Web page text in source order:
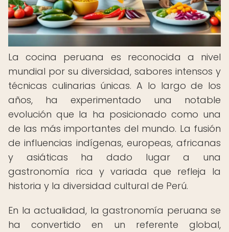
La cocina peruana es reconocida a nivel
mundial por su diversidad, sabores intensos y
técnicas culinarias únicas. A lo largo de los
años, ha experimentado una notable
evolución que la ha posicionado como una
de las más importantes del mundo. La fusión
de influencias indígenas, europeas, africanas
y asiáticas ha dado lugar a una
gastronomía rica y variada que refleja la
historia y la diversidad cultural de Perú.
En la actualidad, la gastronomía peruana se
ha convertido en un referente global,